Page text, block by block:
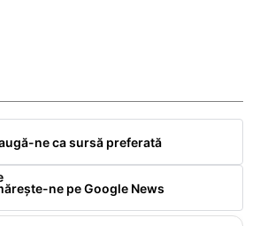
ne ca sursă preferată
ne pe Google News